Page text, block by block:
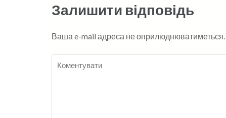
Залишити відповідь
Ваша e-mail адреса не оприлюднюватиметься.